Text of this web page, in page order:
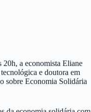
a economista Eliane
e doutora em
sobre Economia Solidária